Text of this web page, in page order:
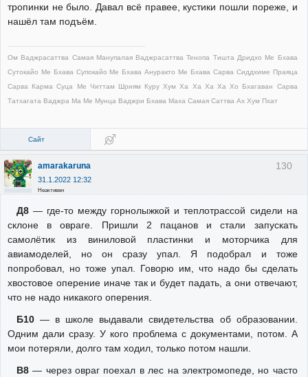
тропинки не было. Давал всё правее, кустики пошли пореже, и
нашёл там подъём.
Ом Ваджрасаттва Самая Манупалая Ваджрасаттва Тенопа Тишта Дридхо Ме Бхава
Сутокайо Ме Бхава Супокайо Ме Бхава Ануракто Ме Бхава Сарва Сиддхиме Праяца
Сарва Карма Суца Ме Читтам Шриям Куру Хум Ха Ха Ха Ха Хо Бхагаван Сарва
Татхагата Ваджра Ма Ме Мунца Ваджри Бхава Маха Самая Саттва Ах Хум Пхат
Сайт
130
amarakaruna
31.1.2022 12:32
Неактивен
Д8— где-то между горнолыжкой и теплотрассой сидели на
склоне в овраге. Пришли 2 пацанов и стали запускать
самолётик из виниловой пластинки и моторчика для
авиамоделей, но он сразу упал. Я подобрал и тоже
попробовал, но тоже упал. Говорю им, что надо бы сделать
хвостовое оперение иначе так и будет падать, а они отвечают,
что не надо никакого оперения.
Б10— в школе выдавали свидетельства об образовании.
Одним дали сразу. У кого проблема с документами, потом. А
мои потеряли, долго там ходил, только потом нашли.
В8— через овраг поехал в лес на электромопеде, но часто